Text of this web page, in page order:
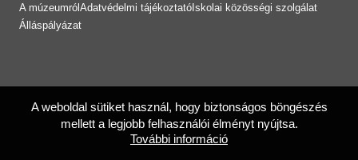
A múzeumról Adatvédelmi tájékoztató Iskolai közösségi szolgálat
Álláspályázat
A weboldal sütiket használ, hogy biztonságos böngészés
mellett a legjobb felhasználói élményt nyújtsa.
További információ